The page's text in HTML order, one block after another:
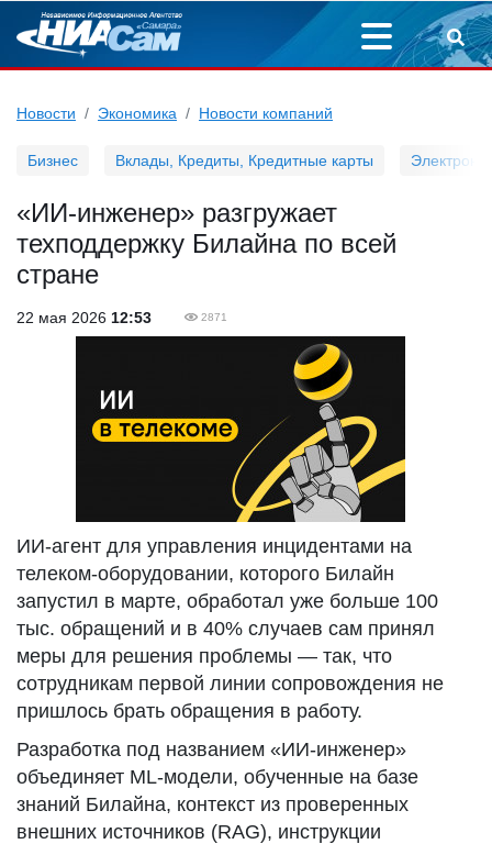
Новости Экономика Новости компаний
Бизнес Вклады, Кредиты, Кредитные карты
«ИИ-инженер» разгружает
техподдержку Билайна по всей
стране
22 мая 2026 12:53 2871
ИИ-агент для управления инцидентами на
телеком-оборудовании, которого Билайн
запустил в марте, обработал уже больше 100
тыс. обращений и в 40% случаев сам принял
меры для решения проблемы — так, что
сотрудникам первой линии сопровождения не
пришлось брать обращения в работу.
Разработка под названием «ИИ-инженер»
объединяет ML-модели, обученные на базе
знаний Билайна, контекст из проверенных
внешних источников (RAG), инструкции